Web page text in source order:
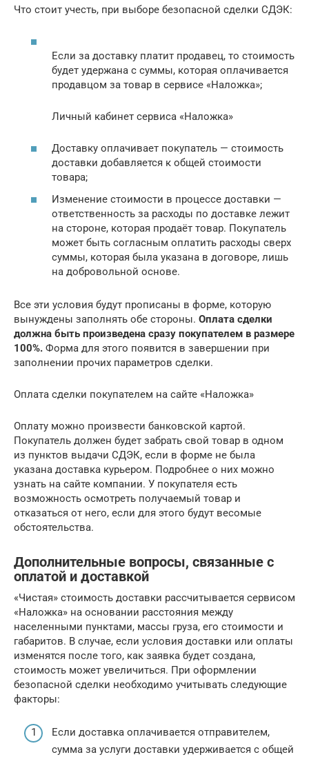
Что стоит учесть, при выборе безопасной сделки СДЭК:
Если за доставку платит продавец, то стоимость
будет удержана с суммы, которая оплачивается
продавцом за товар в сервисе «Наложка»;
Личный кабинет сервиса «Наложка»
Доставку оплачивает покупатель — стоимость
доставки добавляется к общей стоимости
товара;
Изменение стоимости в процессе доставки —
ответственность за расходы по доставке лежит
на стороне, которая продаёт товар. Покупатель
может быть согласным оплатить расходы сверх
суммы, которая была указана в договоре, лишь
на добровольной основе.
Все эти условия будут прописаны в форме, которую
вынуждены заполнять обе стороны. Оплата сделки
должна быть произведена сразу покупателем в размере
100%. Форма для этого появится в завершении при
заполнении прочих параметров сделки.
Оплата сделки покупателем на сайте «Наложка»
Оплату можно произвести банковской картой.
Покупатель должен будет забрать свой товар в одном
из пунктов выдачи СДЭК, если в форме не была
указана доставка курьером. Подробнее о них можно
узнать на сайте компании. У покупателя есть
возможность осмотреть получаемый товар и
отказаться от него, если для этого будут весомые
обстоятельства.
Дополнительные вопросы, связанные с
оплатой и доставкой
«Чистая» стоимость доставки рассчитывается сервисом
«Наложка» на основании расстояния между
населенными пунктами, массы груза, его стоимости и
габаритов. В случае, если условия доставки или оплаты
изменятся после того, как заявка будет создана,
стоимость может увеличиться. При оформлении
безопасной сделки необходимо учитывать следующие
факторы:
Если доставка оплачивается отправителем,
сумма за услуги доставки удерживается с общей